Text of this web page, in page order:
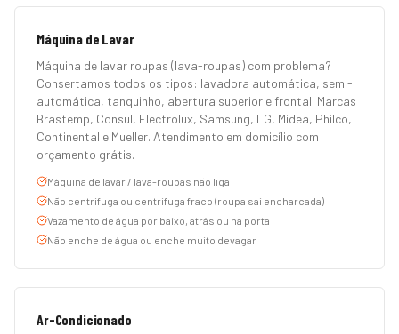
Máquina de Lavar
Máquina de lavar roupas (lava-roupas) com problema?
Consertamos todos os tipos: lavadora automática, semi-
automática, tanquinho, abertura superior e frontal. Marcas
Brastemp, Consul, Electrolux, Samsung, LG, Midea, Philco,
Continental e Mueller. Atendimento em domicílio com
orçamento grátis.
Máquina de lavar / lava-roupas não liga
Não centrifuga ou centrifuga fraco (roupa sai encharcada)
Vazamento de água por baixo, atrás ou na porta
Não enche de água ou enche muito devagar
Ar-Condicionado